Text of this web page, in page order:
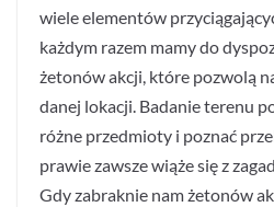
wiele elementów
każdym razem mamy do
żetonów akcji, które pozwolą
danej lokacji. Badanie terenu
różne przedmioty i poznać
prawie zawsze wiąże się z
Gdy zabraknie nam żetonów